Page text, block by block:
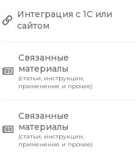
Интеграция с 1С или
сайтом
Связанные
материалы
(статьи, инструкции,
применение и прочее)
Связанные
материалы
(статьи, инструкции,
применение и прочее)